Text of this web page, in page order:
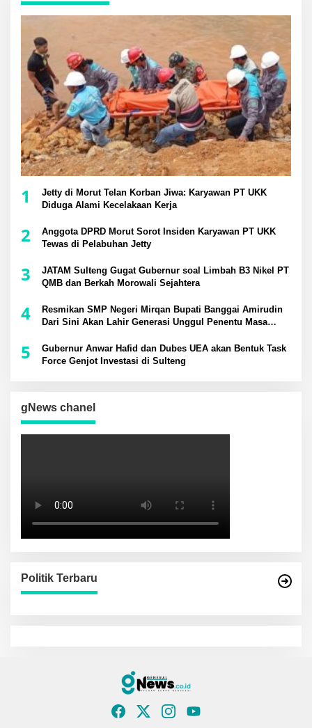
1
Jetty di Morut Telan Korban Jiwa: Karyawan PT UKK
Diduga Alami Kecelakaan Kerja
2
Anggota DPRD Morut Sorot Insiden Karyawan PT UKK
Tewas di Pelabuhan Jetty
3
JATAM Sulteng Gugat Gubernur soal Limbah B3 Nikel PT
QMB dan Berkah Morowali Sejahtera
4
Resmikan SMP Negeri Mirqan Bupati Banggai Amirudin
Dari Sini Akan Lahir Generasi Unggul Penentu Masa
5
Gubernur Anwar Hafid dan Dubes UEA akan Bentuk Task
Force Genjot Investasi di Sulteng
gNews chanel
Politik Terbaru